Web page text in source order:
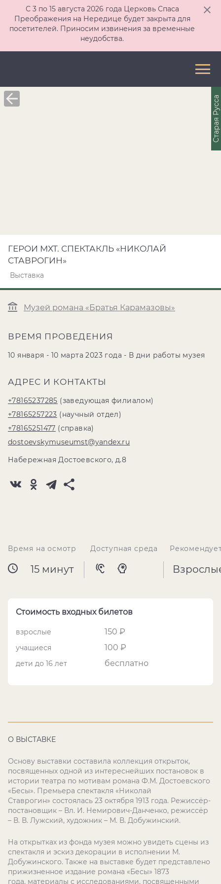
С 3 по 15 августа 2026 года Церковь Спаса
Преображения на Нередице будет закрыта для
посетителей. Приносим извинения за временные
неудобства.
ГЕРОИ МХТ. СПЕКТАКЛЬ «НИКОЛАЙ
СТАВРОГИН»
Выставка
Музей романа «Братья Карамазовы»
ВРЕМЯ ПРОВЕДЕНИЯ
10 января - 10 марта 2023 года - В дни работы музея
АДРЕС И КОНТАКТЫ
+78165237285 (заведующая филиалом)
+78165257223 (научный отдел)
+78165251477 (справка)
dostoevskymuseumst@yandex.ru
Набережная Достоевского, д.8
Старая Русса
Время на осмотр
15 минут
Доступная среда
Стоимость входных билетов
взрослые 150 ₽
учащиеся 100 ₽
дети до 16 лет бесплатно
О ВЫСТАВКЕ
Основу выставки составила коллекция открыток,
посвященных одной из интереснейших постановок в
истории театра по мотивам романа Ф.М. Достоевского
«Бесы». Премьера спектакля «Николай
Ставрогин» состоялась 23 октября 1913 года. Режиссёр-
постановщик – Вл. И. Немирович-Данченко, режиссёр
– В. В. Лужский, художник – М. В. Добужинский.
На открытках из фонда музея можно увидеть сцены из
спектакля и эскиз декорации в исполнении М.
Добужинского. Также на выставке будет представлено
прижизненное издание романа «Бесы» 1873
года, материалы с исследованиями, посвященными